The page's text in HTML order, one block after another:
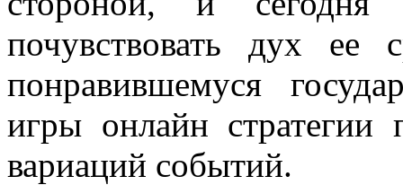
почувствовать дух ее
понравившемуся
игры онлайн стратегии
вариаций событий.